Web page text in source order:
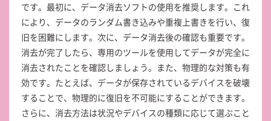
です。最初に、データ消去ソフトの使用を推奨します。これ
により、データのランダム書き込みや重複上書きを行い、復
旧を困難にします。次に、データ消去後の確認も重要です。
消去が完了したら、専用のツールを使用してデータが完全に
消去されたことを確認しましょう。また、物理的な対策も有
効です。たとえば、データが保存されているデバイスを破壊
することで、物理的に復旧を不可能にすることができます。
さらに、消去方法は状況やデバイスの種類に応じて選ぶこと